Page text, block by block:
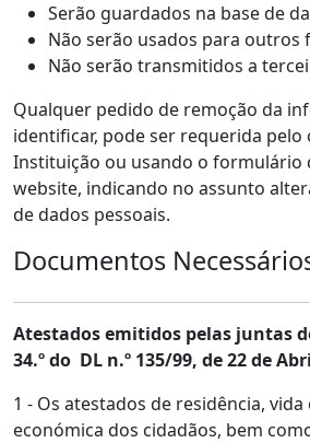
Serão guardados na base de
Não serão usados para outros
Não serão transmitidos a
Qualquer pedido de remoção da
identificar, pode ser requerida
Instituição ou usando o formulário
website, indicando no assunto
de dados pessoais.
Documentos
Atestados emitidos pelas juntas
34.º do DL n.º 135/99, de 22 de
1 - Os atestados de residência, vida
económica dos cidadãos, bem